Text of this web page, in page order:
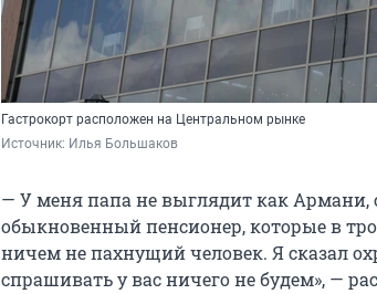
Гастрокорт расположен на Центральном рынке
Источник: Илья Большаков
— У меня папа не выглядит как
обыкновенный пенсионер, которые в
ничем не пахнущий человек. Я сказал
спрашивать у вас ничего не будем», —